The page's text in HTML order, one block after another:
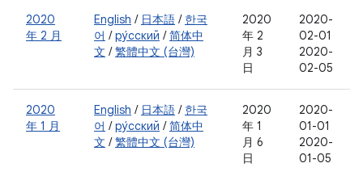
2020
年 2 月
English / 日本語 / 한국
어 /ру́сский /简体中
文 /繁體中文 (台灣)
2020
年 2
月 3
日
2020-
02-01
2020-
02-05
2020
年 1 月
English / 日本語 / 한국
어 /ру́сский /简体中
文 /繁體中文 (台灣)
2020
年 1
月 6
日
2020-
01-01
2020-
01-05